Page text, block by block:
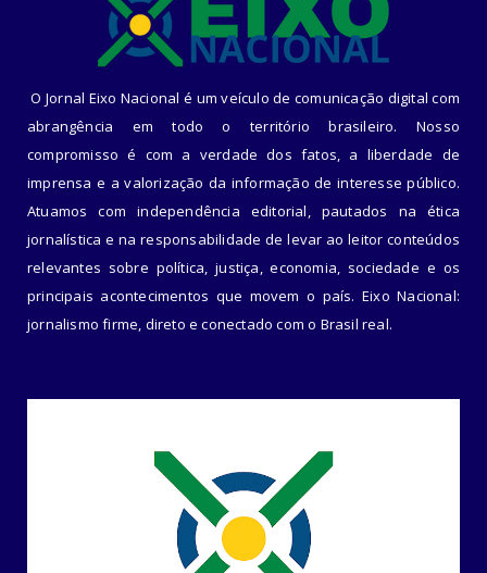
O Jornal Eixo Nacional é um veículo de comunicação digital com
abrangência em todo o território brasileiro. Nosso
compromisso é com a verdade dos fatos, a liberdade de
imprensa e a valorização da informação de interesse público.
Atuamos com independência editorial, pautados na ética
jornalística e na responsabilidade de levar ao leitor conteúdos
relevantes sobre política, justiça, economia, sociedade e os
principais acontecimentos que movem o país. Eixo Nacional:
jornalismo firme, direto e conectado com o Brasil real.